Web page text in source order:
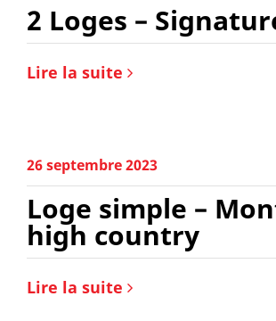
2 Loges –
Lire la suite
26 septembre 2023
Loge simple –
high country
Lire la suite